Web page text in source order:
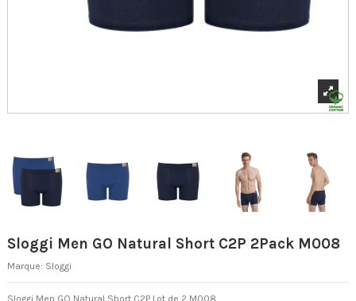
Sloggi Men GO Natural Short C2P 2Pack M008
Marque: Sloggi
Sloggi Men GO Natural Short C2P Lot de 2 M008.